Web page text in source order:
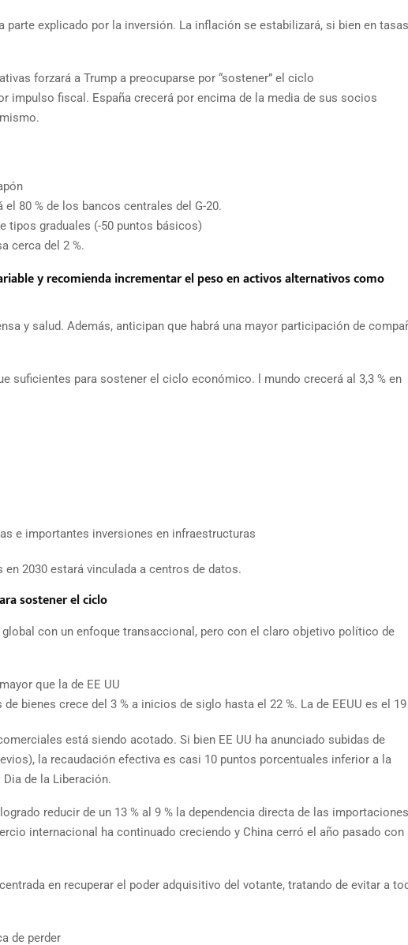
parte explicado por la inversión. La inflación se estabilizará, si bien en tasas
forzará a Trump a preocuparse por “sostener” el ciclo
impulso fiscal. España crecerá por encima de la media de sus socios
80 % de los bancos centrales del G-20.
tipos graduales (-50 puntos básicos)
cerca del 2 %.
y recomienda incrementar el peso en activos alternativos como
y salud. Además, anticipan que habrá una mayor participación de
suficientes para sostener el ciclo económico. l mundo crecerá al 3,3 % en
e importantes inversiones en infraestructuras
2030 estará vinculada a centros de datos.
sostener el ciclo
con un enfoque transaccional, pero con el claro objetivo político de
que la de EE UU
bienes crece del 3 % a inicios de siglo hasta el 22 %. La de EEUU es el 19
está siendo acotado. Si bien EE UU ha anunciado subidas de
la recaudación efectiva es casi 10 puntos porcentuales inferior a la
de la Liberación.
reducir de un 13 % al 9 % la dependencia directa de las importaciones
internacional ha continuado creciendo y China cerró el año pasado con
en recuperar el poder adquisitivo del votante, tratando de evitar a
de perder